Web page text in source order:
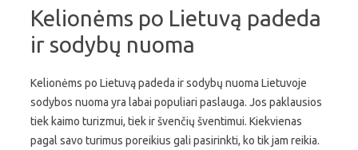
Kelionėms po Lietuvą padeda
ir sodybų nuoma
Kelionėms po Lietuvą padeda ir sodybų nuoma Lietuvoje
sodybos nuoma yra labai populiari paslauga. Jos paklausios
tiek kaimo turizmui, tiek ir švenčių šventimui. Kiekvienas
pagal savo turimus poreikius gali pasirinkti, ko tik jam reikia.